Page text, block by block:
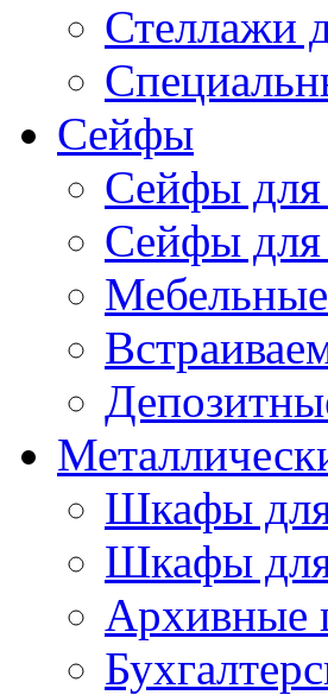
Стеллажи
Сейфы
Сейфы
Сейфы для
Шкафы
Шкафы для
Архивные